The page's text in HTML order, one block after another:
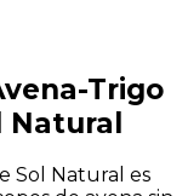
Trigo
Natural
Sol Natural es